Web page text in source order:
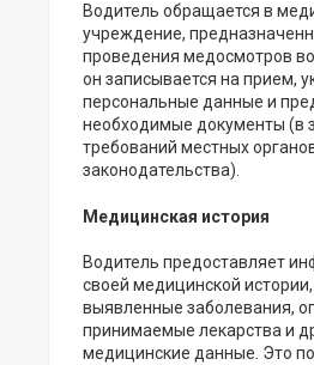
Водитель обращается в
учреждение,
проведения медосмотров
он записывается на прием,
персональные данные и
необходимые документы (в
требований местных
законодательства).
Медицинская история
Водитель предоставляет
своей медицинской
выявленные заболевания,
принимаемые лекарства и
медицинские данные. Это